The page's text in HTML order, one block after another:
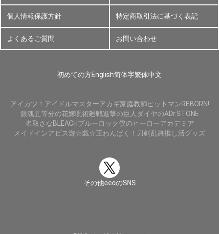
個人情報保護方針 特定商取引法に基づく表記
よくあるご質問 お問い合わせ
初めての方English简体字繁体中文
アイカツ！ アイドルマスターアカギ家庭教師ヒットマンREBORN!
銀魂五等分の花嫁呪術廻戦進撃の巨人 ダイヤのADr.STONE
名取さなBLEACHブルーロック僕のヒーローアカデミア
メイドインアビス遊☆戯☆王わんぱく！刀剣乱舞推し活グッズ
その他eeoのSNS